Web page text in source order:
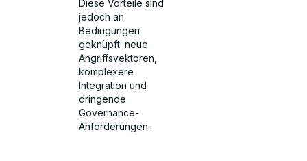
Diese Vorteile sind
jedoch an
Bedingungen
geknüpft: neue
Angriffsvektoren,
komplexere
Integration und
dringende
Governance-
Anforderungen.